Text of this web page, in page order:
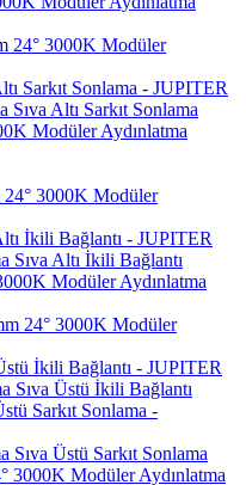
24° 3000K Modüler
Altı Sarkıt Sonlama
3000K Modüler
Sıva Altı İkili Bağlantı
24° 3000K Modüler
Sıva Üstü İkili Bağlantı
Sıva Üstü Sarkıt Sonlama